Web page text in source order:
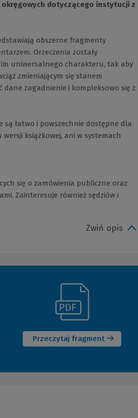
okręgowych dotyczącego instytucji z
obszerne fragmenty
Orzeczenia zostały
uniwersalnego charakteru, tak aby
zmieniającym się stanem
zagadnienie i kompleksowo się z
łatwo i powszechnie dostępne dla
książkowej, ani w systemach
się o zamówienia publiczne oraz
Zainteresuje również sędziów i
Zwiń opis
Przeczytaj fragment
(Nowe
okno)
(Link
do
innej
strony)